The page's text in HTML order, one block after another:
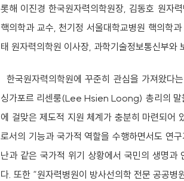
롯해 이진경 한국원자력의학원장, 김동호 원자
핵의학과 교수, 천기정 서울대학교병원 핵의학
태 원자력의학원 이사장, 과학기술정보통신부와
한국원자력의학원에 꾸준히 관심을 가져왔다
싱가포르 리센룽(Lee Hsien Loong) 총리의 말
에 걸맞은 제도적 지원 체계가 충분히 마련되어
로서의 기능과 국가적 역할을 수행하면서도 연
난과 같은 국가적 위기 상황에서 국민의 생명과
다. 또한 “원자력병원이 방사선의학 전문 공공